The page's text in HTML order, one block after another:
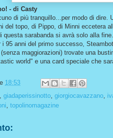
- di Casty
di più tranquillo...per modo di dire.
del topo, di Pippo, di Minni eccetera
questa sarabanda si avrà solo alla
i 95 anni del primo successo,
maggiorazioni) trovate una
world" e una card speciale che
18:53
, giadaperissinotto, giorgiocavazzano,
, topolinomagazine